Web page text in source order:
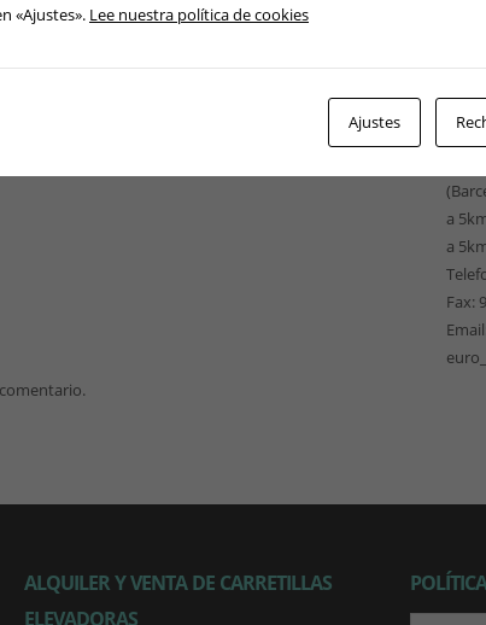
a
a
Fax:
ALQUILER Y VENTA DE CARRETILLAS
ELEVADORAS
«Ajustes». Lee nuestra política de cookies
Ajustes